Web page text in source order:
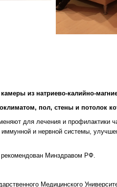
из натриево-калийно-
пол, стены и потолок
для лечения и профилактики
иммунной и нервной системы,
Минздравом РФ.
Медицинского